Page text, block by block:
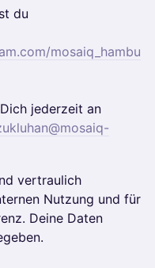
du
mosaiq_hambu
jederzeit an
vertraulich
Nutzung und für
Deine Daten